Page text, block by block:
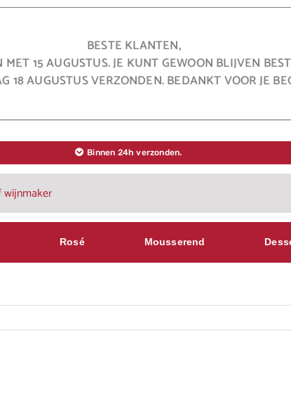
BESTE KLANTEN,
15 AUGUSTUS. JE KUNT GEWOON BLIJVEN
18 AUGUSTUS VERZONDEN. BEDANKT VOOR JE
Binnen 24h verzonden.
Rosé Mousserend